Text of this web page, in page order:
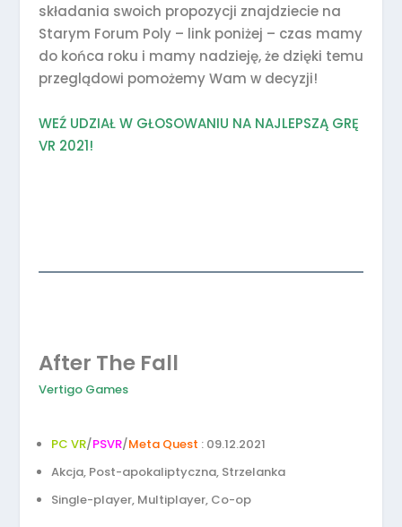
składania swoich propozycji znajdziecie na
Starym Forum Poly – link poniżej – czas mamy
do końca roku i mamy nadzieję, że dzięki temu
przeglądowi pomożemy Wam w decyzji!
WEŹ UDZIAŁ W GŁOSOWANIU NA NAJLEPSZĄ GRĘ
VR 2021!
After The Fall
Vertigo Games
PC VR/PSVR/Meta Quest : 09.12.2021
Akcja, Post-apokaliptyczna, Strzelanka
Single-player, Multiplayer, Co-op